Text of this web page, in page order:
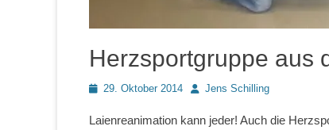
Herzsportgruppe aus
Posted29. Oktober 2014 AutorJens Schilling
Laienreanimation kann jeder! Auch die